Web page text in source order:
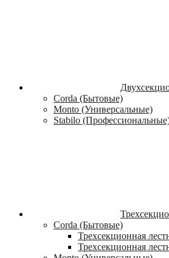
Corda (Бытовые)
Monto (Универсальные)
Stabilo
Corda (Бытовые)
Трехсекционная
Трехсекционная